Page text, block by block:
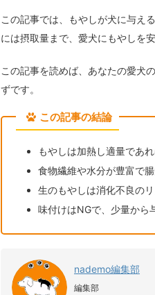
この記事では、もやしが犬に与え
には摂取量まで、愛犬にもやしを
この記事を読めば、あなたの愛犬
ずです。
この記事の結論
もやしは加熱し適量であ
食物繊維や水分が豊富で
生のもやしは消化不良の
味付けはNGで、少量から
nademo編集部
編集部